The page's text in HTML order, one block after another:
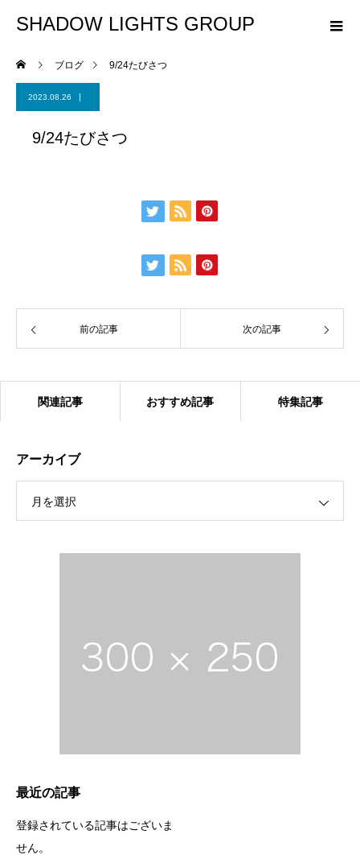
SHADOW LIGHTS GROUP
ブログ 9/24たびさつ
2023.08.26
9/24たびさつ
前の記事 次の記事
関連記事 おすすめ記事 特集記事
アーカイブ
月を選択
最近の記事
登録されている記事はございま
せん。